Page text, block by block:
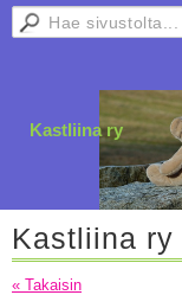
Kastliina ry
Kastliina ry
« Takaisin